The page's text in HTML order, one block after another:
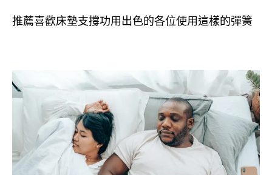
推薦喜歡床墊支撐功用出色的各位使用這樣的彈簧